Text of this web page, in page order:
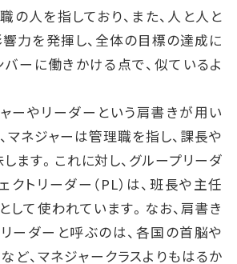
の人を指しており、また、人と人と
力を発揮し、全体の目標の達成に
ーに働きかける点で、似ているよ
ーやリーダーという肩書きが用い
マネジャーは管理職を指し、課長や
ます。これに対し、グループリーダ
クトリーダー（PL）は、班長や主任
して使われています。なお、肩書き
ーダーと呼ぶのは、各国の首脳や
ど、マネジャークラスよりもはるか